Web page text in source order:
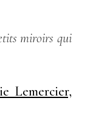
miroirs qui